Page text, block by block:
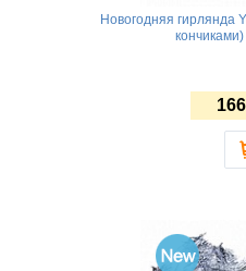
Новогодняя гирлянда
166